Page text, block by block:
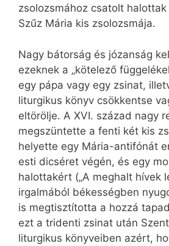
zsolozsmához csatolt
Szűz Mária kis zsolozsmája.
Nagy bátorság és józanság
ezeknek a „kötelező
egy pápa vagy egy zsinat,
liturgikus könyv csökkentse
eltörölje. A XVI. század nagy
megszüntette a fenti két kis
helyette egy Mária-antifónát
esti dicséret végén, és egy
halottakért („A meghalt hívek
irgalmából békességben
is megtisztította a hozzá
ezt a tridenti zsinat után
liturgikus könyveiben azért,